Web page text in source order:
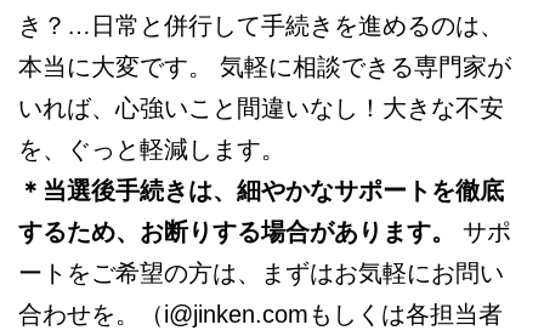
き？…日常と併行して手続きを進めるのは、
本当に大変です。 気軽に相談できる専門家が
いれば、心強いこと間違いなし！大きな不安
を、ぐっと軽減します。
＊当選後手続きは、細やかなサポートを徹底
するため、お断りする場合があります。
サポ
ートをご希望の方は、まずはお気軽にお問い
合わせを。（i@jinken.comもしくは各担当者